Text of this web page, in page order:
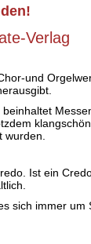
Verlag
und
wurden.
Ist ein
sich immer um